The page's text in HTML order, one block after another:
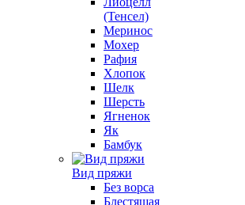
(Тенсел)
Меринос
Мохер
Рафия
Хлопок
Шелк
Шерсть
Ягненок
Як
Бамбук
Вид пряжи
Без ворса
Блестящая